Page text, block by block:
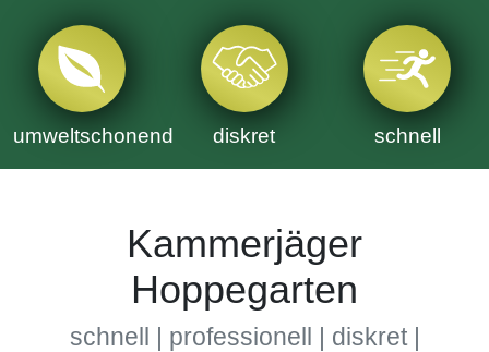
umweltschonend diskret schnell
Kammerjäger
Hoppegarten
schnell | professionell | diskret |